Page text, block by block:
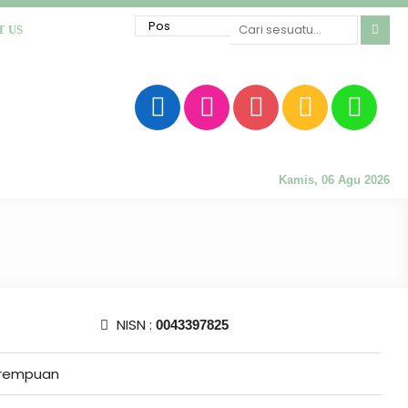
US
Kamis, 06 Agu 2026
NISN : 0043397825